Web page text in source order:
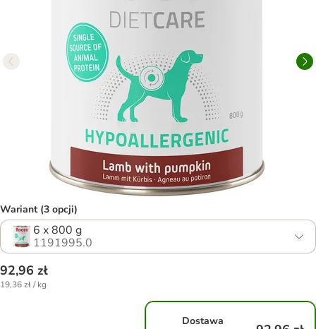
Wariant (3 opcji)
6 x 800 g
1191995.0
92,96 zł
19,36 zł / kg
Dostawa